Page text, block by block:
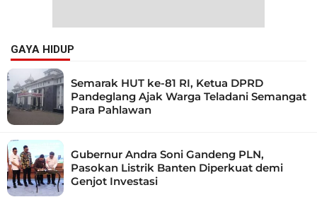
GAYA HIDUP
Semarak HUT ke-81 RI, Ketua DPRD
Pandeglang Ajak Warga Teladani Semangat
Para Pahlawan
Gubernur Andra Soni Gandeng PLN,
Pasokan Listrik Banten Diperkuat demi
Genjot Investasi